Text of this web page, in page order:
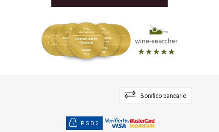
Bonifico bancario
PSD2